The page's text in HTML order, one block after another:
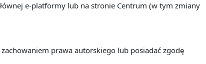
e-platformy lub na stronie Centrum (w tym zmiany
prawa autorskiego lub posiadać zgodę